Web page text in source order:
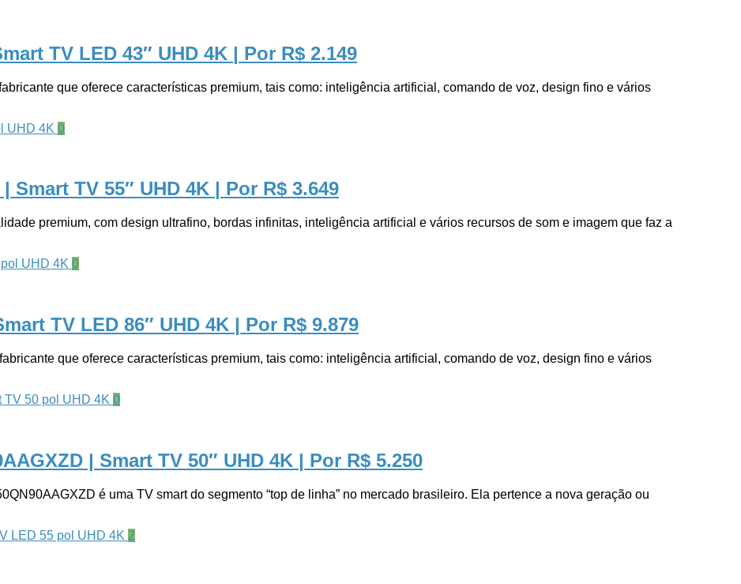
TV LED 43″ UHD 4K | Por R$ 2.149
que oferece características premium, tais como: inteligência artificial, comando de voz, design fino e vários
0
Smart TV 55″ UHD 4K | Por R$ 3.649
premium, com design ultrafino, bordas infinitas, inteligência artificial e vários recursos de som e imagem que faz a
0
TV LED 86″ UHD 4K | Por R$ 9.879
que oferece características premium, tais como: inteligência artificial, comando de voz, design fino e vários
0
| Smart TV 50″ UHD 4K | Por R$ 5.250
é uma TV smart do segmento “top de linha” no mercado brasileiro. Ela pertence a nova geração ou
2